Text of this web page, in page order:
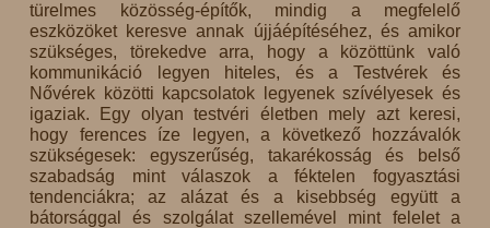
türelmes közösség-építők, mindig a megfelelő
eszközöket keresve annak újjáépítéséhez, és amikor
szükséges, törekedve arra, hogy a közöttünk való
kommunikáció legyen hiteles, és a Testvérek és
Nővérek közötti kapcsolatok legyenek szívélyesek és
igaziak. Egy olyan testvéri életben mely azt keresi,
hogy ferences íze legyen, a következő hozzávalók
szükségesek: egyszerűség, takarékosság és belső
szabadság mint válaszok a féktelen fogyasztási
tendenciákra; az alázat és a kisebbség együtt a
bátorsággal és szolgálat szellemével mint felelet a